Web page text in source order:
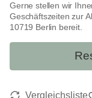
Gerne stellen wir
Geschäftszeiten zur
10719 Berlin bereit.